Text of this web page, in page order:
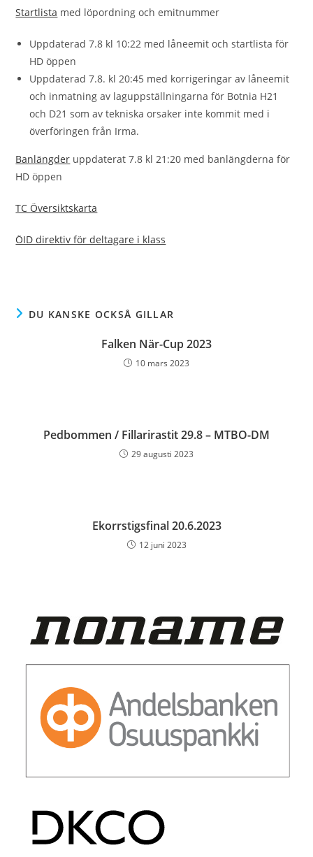
Startlista med löpordning och emitnummer
Uppdaterad 7.8 kl 10:22 med låneemit och startlista för
HD öppen
Uppdaterad 7.8. kl 20:45 med korrigeringar av låneemit
och inmatning av laguppställningarna för Botnia H21
och D21 som av tekniska orsaker inte kommit med i
överföringen från Irma.
Banlängder uppdaterat 7.8 kl 21:20 med banlängderna för
HD öppen
TC Översiktskarta
ÖID direktiv för deltagare i klass
DU KANSKE OCKSÅ GILLAR
Falken När-Cup 2023
10 mars 2023
Pedbommen / Fillarirastit 29.8 – MTBO-DM
29 augusti 2023
Ekorrstigsfinal 20.6.2023
12 juni 2023